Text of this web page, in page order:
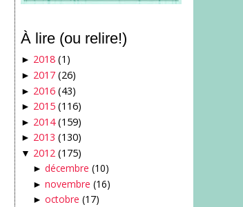
À lire (ou relire!)
► 2018 (1)
► 2017 (26)
► 2016 (43)
► 2015 (116)
► 2014 (159)
► 2013 (130)
▼ 2012 (175)
► décembre (10)
► novembre (16)
► octobre (17)